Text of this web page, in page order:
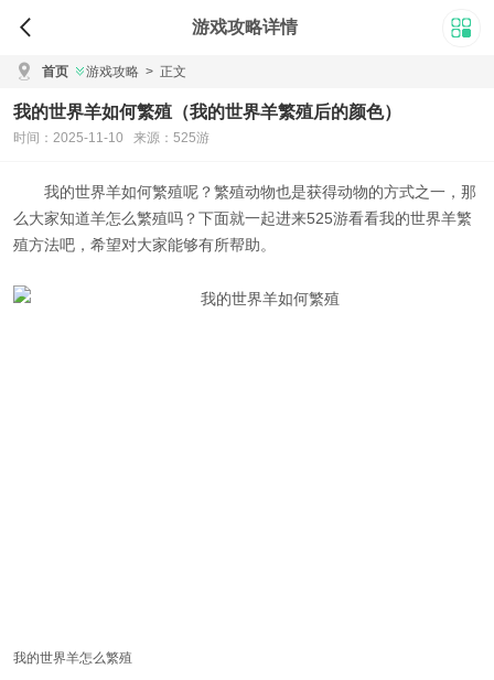
游戏攻略详情
首页 游戏攻略 > 正文
我的世界羊如何繁殖（我的世界羊繁殖后的颜色）
时间：2025-11-10 来源：525游
我的世界羊如何繁殖呢？繁殖动物也是获得动物的方式之一，那
么大家知道羊怎么繁殖吗？下面就一起进来525游看看我的世界羊繁
殖方法吧，希望对大家能够有所帮助。
我的世界羊怎么繁殖